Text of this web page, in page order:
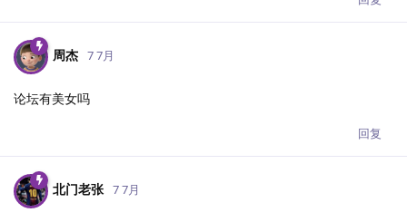
周杰 7 7月
论坛有美女吗
回复
北门老张 7 7月